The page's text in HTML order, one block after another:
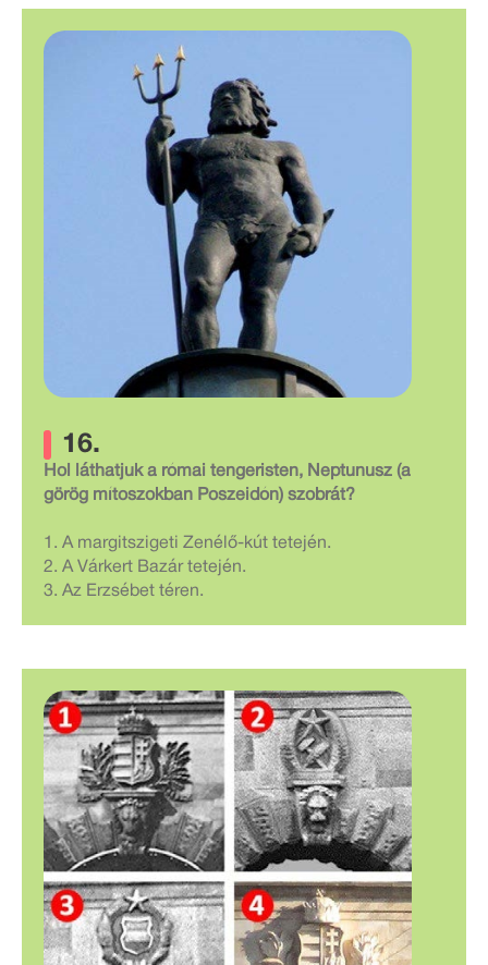
16.
Hol láthatjuk a római tengeristen, Neptunusz (a
görög mítoszokban Poszeidón) szobrát?
1. A margitszigeti Zenélő-kút tetején.
2. A Várkert Bazár tetején.
3. Az Erzsébet téren.